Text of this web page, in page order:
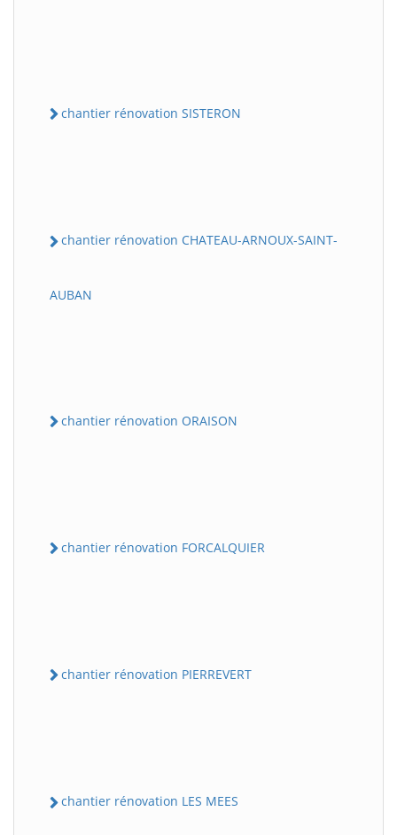
chantier rénovation SISTERON
chantier rénovation CHATEAU-ARNOUX-SAINT-
AUBAN
chantier rénovation ORAISON
chantier rénovation FORCALQUIER
chantier rénovation PIERREVERT
chantier rénovation LES MEES